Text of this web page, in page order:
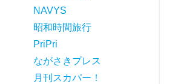
NAVYS
昭和時間旅行
PriPri
ながさきプレス
月刊スカパー！